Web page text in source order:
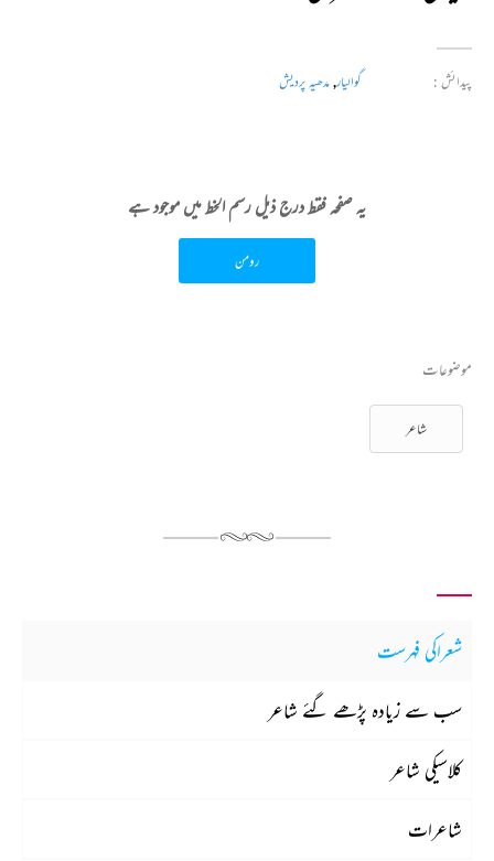
پیدائش : گوالیار,مدھیہ پردیش
یہ صفحہ فقط درج ذیل رسم الخط میں موجود ہے
رومن
موضوعات
شاعر
شعراکی فہرست
سب سے زیادہ پڑھے گئے شاعر
کلاسیکی شاعر
شاعرات